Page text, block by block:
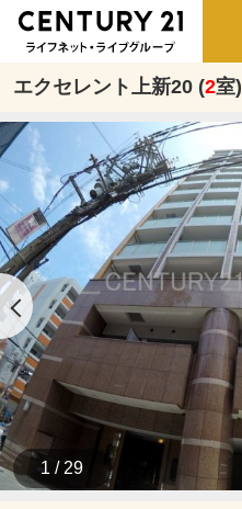
エクセレント上新20 (2室)
1 / 29